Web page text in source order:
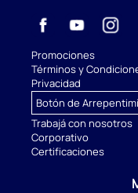
Promociones
Términos y
Privacidad
Botón de
Trabajá con nosotros
Corporativo
Certificaciones